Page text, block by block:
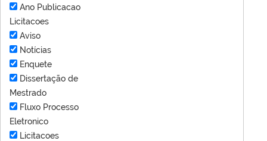
Ano Publicacao
Licitacoes
Aviso
Notícias
Enquete
Dissertação de
Mestrado
Fluxo Processo
Eletronico
Licitacoes